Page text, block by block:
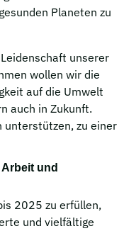
Planeten zu
unserer
wollen wir die
auf die Umwelt
auch in Zukunft.
unterstützen, zu einer
und
2025 zu erfüllen,
und vielfältige